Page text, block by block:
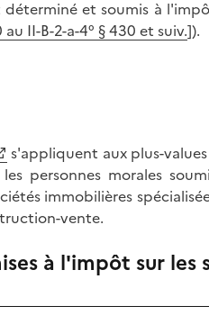
et soumis à
au II-B-2-a-4° § 430 et suiv.]).
s'appliquent aux plus-
personnes morales
immobilières
vente.
à l'impôt sur